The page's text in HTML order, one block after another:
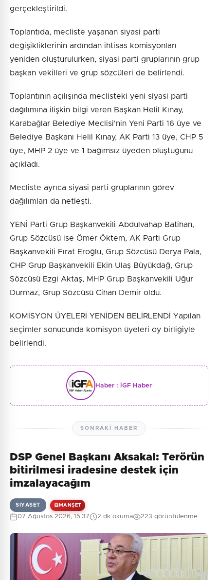
gerçekleştirildi.
Toplantıda, mecliste yaşanan siyasi parti
değişikliklerinin ardından ihtisas komisyonları
yeniden oluşturulurken, siyasi parti gruplarının grup
başkan vekilleri ve grup sözcüleri de belirlendi.
Toplantının açılışında meclisteki yeni siyasi parti
dağılımına ilişkin bilgi veren Başkan Helil Kınay,
Karabağlar Belediye Meclisi'nin Yeni Parti 16 üye ve
Belediye Başkanı Helil Kınay, AK Parti 13 üye, CHP 5
üye, MHP 2 üye ve 1 bağımsız üyeden oluştuğunu
açıkladı.
Mecliste ayrıca siyasi parti gruplarının görev
dağılımları da netleşti.
YENİ Parti Grup Başkanvekili Abdulvahap Batihan,
Grup Sözcüsü ise Ömer Öktem, AK Parti Grup
Başkanvekili Fırat Eroğlu, Grup Sözcüsü Derya Pala,
CHP Grup Başkanvekili Ekin Ulaş Büyükdağ, Grup
Sözcüsü Ezgi Aktaş, MHP Grup Başkanvekili Uğur
Durmaz, Grup Sözcüsü Cihan Demir oldu.
KOMİSYON ÜYELERİ YENİDEN BELİRLENDİ Yapılan
seçimler sonucunda komisyon üyeleri oy birliğiyle
belirlendi.
Haber : İGF Haber
SONRAKI HABER
DSP Genel Başkanı Aksakal: Terörün
bitirilmesi iradesine destek için
imzalayacağım
SIYASET MANŞET
07 Ağustos 2026, 15:37 2 dk okuma 223 görüntülenme